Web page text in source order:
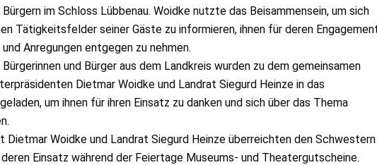
im Schloss Lübbenau. Woidke nutzte das Beisammensein, um sich
Tätigkeitsfelder seiner Gäste zu informieren, ihnen für deren
Anregungen entgegen zu nehmen.
und Bürger aus dem Landkreis wurden zu dem gemeinsamen
Dietmar Woidke und Landrat Siegurd Heinze in das
um ihnen für ihren Einsatz zu danken und sich über das Thema
Dietmar Woidke und Landrat Siegurd Heinze überreichten den Schwestern
Einsatz während der Feiertage Museums- und Theatergutscheine.